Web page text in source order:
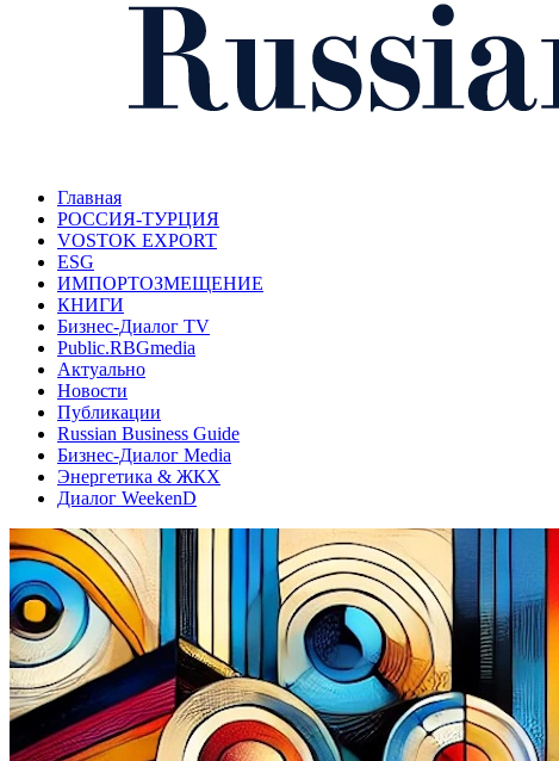
Главная
РОССИЯ-ТУРЦИЯ
VOSTOK EXPORT
ESG
ИМПОРТОЗМЕЩЕНИЕ
КНИГИ
Бизнес-Диалог TV
Public.RBGmedia
Актуально
Новости
Публикации
Russian Business Guide
Бизнес-Диалог Media
Энергетика & ЖКХ
Диалог WeekenD